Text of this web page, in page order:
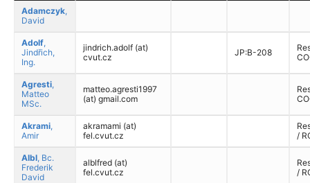
Adamczyk,
David
Adolf,
Jindřich,
Ing.
jindrich.adolf (at)
cvut.cz
JP:B-208
Agresti,
Matteo
MSc.
matteo.agresti1997
(at) gmail.com
Akrami,
Amir
akramami (at)
fel.cvut.cz
/
Albl, Bc.
Frederik
David
alblfred (at)
fel.cvut.cz
/